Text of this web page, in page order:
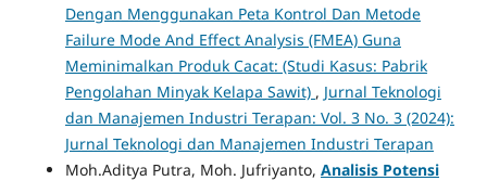
Dengan Menggunakan Peta Kontrol Dan Metode
Failure Mode And Effect Analysis (FMEA) Guna
Meminimalkan Produk Cacat: (Studi Kasus: Pabrik
Pengolahan Minyak Kelapa Sawit) , Jurnal Teknologi
dan Manajemen Industri Terapan: Vol. 3 No. 3 (2024):
Jurnal Teknologi dan Manajemen Industri Terapan
Moh.Aditya Putra, Moh. Jufriyanto, Analisis Potensi